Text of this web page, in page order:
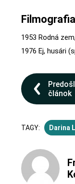
1953 Rodná
1976 Ej, husári
článok
TAGY: Darina